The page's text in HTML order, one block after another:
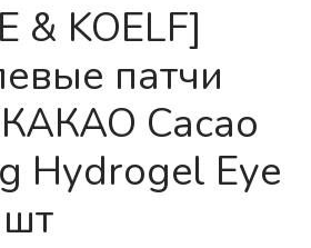
& KOELF]
патчи
Cacao
Hydrogel Eye